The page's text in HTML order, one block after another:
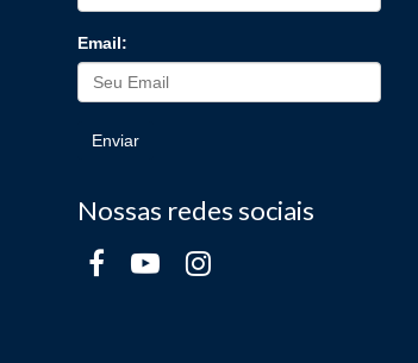
Email:
Enviar
Nossas redes sociais